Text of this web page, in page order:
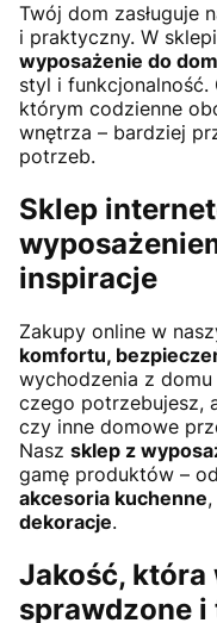
Twój dom zasługuje
i praktyczny. W
wyposażenie do
styl i
którym codzienne
wnętrza – bardziej
potrzeb.
Sklep
inspiracje
Zakupy online w
komfortu,
wychodzenia z
czego potrzebujesz,
czy inne domowe
Nasz sklep z
gamę produktów – od
akcesoria kuchenne
dekoracje.
Jakość, która
sprawdzone i